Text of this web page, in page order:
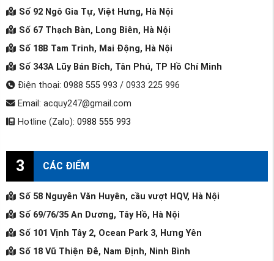
Số 92 Ngô Gia Tự, Việt Hưng, Hà Nội
Số 67 Thạch Bàn, Long Biên, Hà Nội
Số 18B Tam Trinh, Mai Động, Hà Nội
Số 343A Lũy Bán Bích, Tân Phú, TP Hồ Chí Minh
Điện thoại: 0988 555 993 / 0933 225 996
Email: acquy247@gmail.com
Hotline (Zalo): 0988 555 993
3 CÁC ĐIỂM
Số 58 Nguyễn Văn Huyên, cầu vượt HQV, Hà Nội
Số 69/76/35 An Dương, Tây Hồ, Hà Nội
Số 101 Vịnh Tây 2, Ocean Park 3, Hưng Yên
Số 18 Vũ Thiện Đễ, Nam Định, Ninh Bình